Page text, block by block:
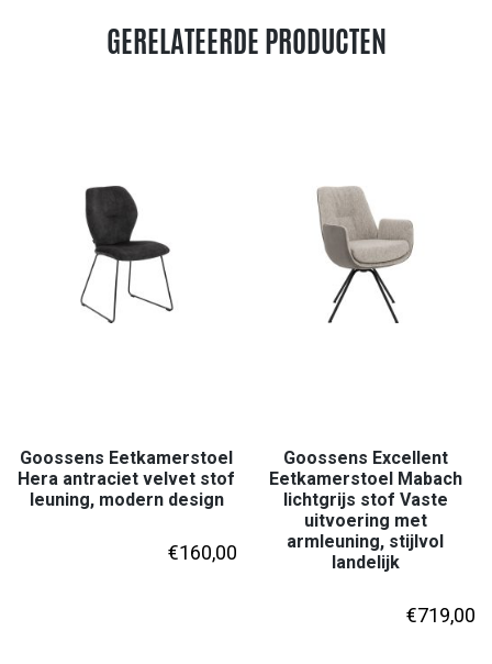
GERELATEERDE PRODUCTEN
Goossens Eetkamerstoel
Hera antraciet velvet stof
leuning, modern design
€160,00
Goossens Excellent
Eetkamerstoel Mabach
lichtgrijs stof Vaste
uitvoering met
armleuning, stijlvol
landelijk
€719,00